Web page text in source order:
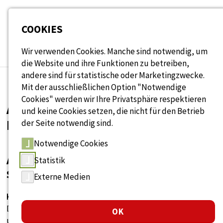
Seitenbereiche:
ANGEBOTSÜBERBLICK FÜR
MITARBEITER:INNEN
ARBEITERKAMMER OÖ – ARBEITS- UND
SOZIALRECHT
Kurzbeschreibung
Die Arbeiterkammer OÖ berät ihre Mitglieder in arbeits-
und sozialrechtlichen Fragen, unter anderem zu
COOKIES
Wir verwenden Cookies. Manche sind notwendig, um
die Website und ihre Funktionen zu betreiben,
andere sind für statistische oder Marketingzwecke.
Mit der ausschließlichen Option "Notwendige
Cookies" werden wir Ihre Privatsphäre respektieren
und keine Cookies setzen, die nicht für den Betrieb
der Seite notwendig sind.
Notwendige Cookies
Statistik
Externe Medien
OK